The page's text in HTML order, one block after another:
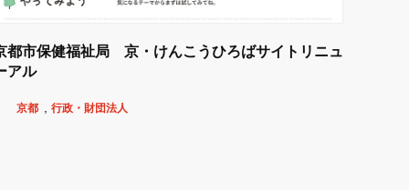
都市保健福祉局 京・けんこうひろばサイトリニュ
アル
京都 行政・財団法人